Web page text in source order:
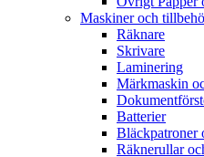
Maskiner och
Räknare
Skrivare
Laminering
Märkmaskin
Batterier
Bläckpatroner
Räknerullar